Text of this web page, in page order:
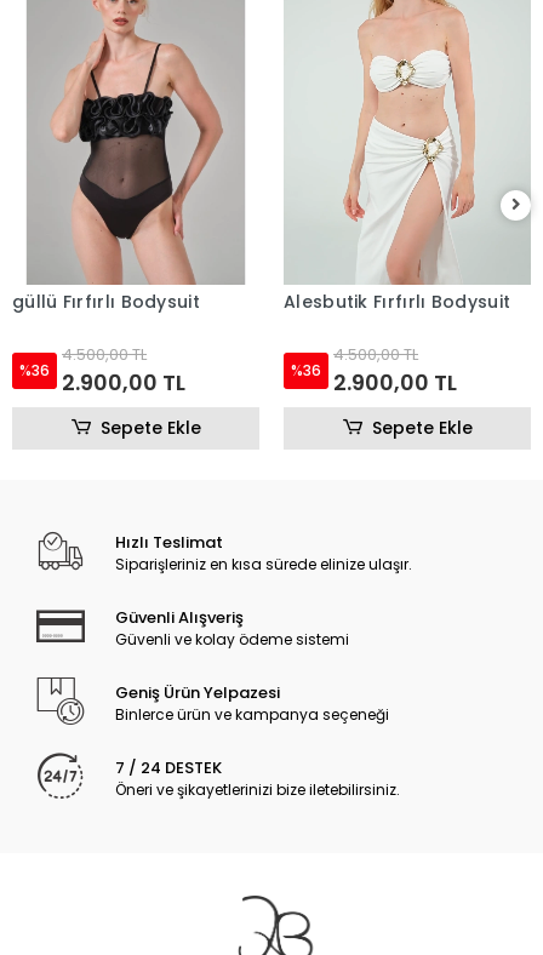
güllü Fırfırlı Bodysuit
%36
4.500,00 TL
2.900,00 TL
Sepete Ekle
Alesbutik Fırfırlı Bodysuit
%36
4.500,00 TL
2.900,00 TL
Sepete Ekle
Hızlı Teslimat
Siparişleriniz en kısa sürede elinize ulaşır.
Güvenli Alışveriş
Güvenli ve kolay ödeme sistemi
Geniş Ürün Yelpazesi
Binlerce ürün ve kampanya seçeneği
7 / 24 DESTEK
Öneri ve şikayetlerinizi bize iletebilirsiniz.